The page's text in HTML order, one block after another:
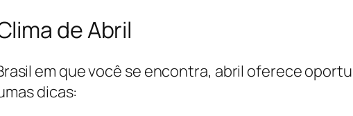
de Abril
em que você se encontra, abril oferece
dicas: